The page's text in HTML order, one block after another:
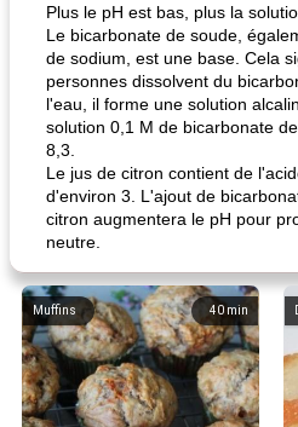
Plus le pH est bas, plus la
Le bicarbonate de soude,
de sodium, est une base. Cela
personnes dissolvent du
l'eau, il forme une solution
solution 0,1 M de bicarbonate
8,3.
Le jus de citron contient de
d'environ 3. L'ajout de
citron augmentera le pH pour
neutre.
40 min
Muffins